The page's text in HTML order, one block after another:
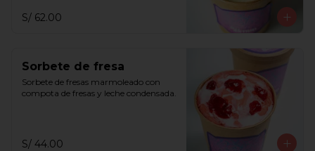
S/ 62.00
Sorbete de fresa
Sorbete de fresas marmoleado con
compota de fresas y leche condensada.
S/ 44.00